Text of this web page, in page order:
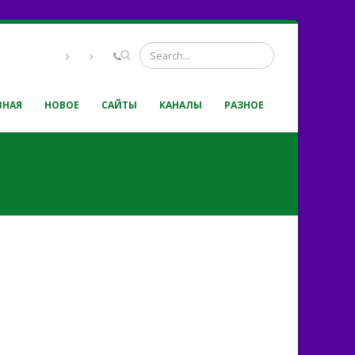
НОВОЕ САЙТЫ КАНАЛЫ РАЗНОЕ